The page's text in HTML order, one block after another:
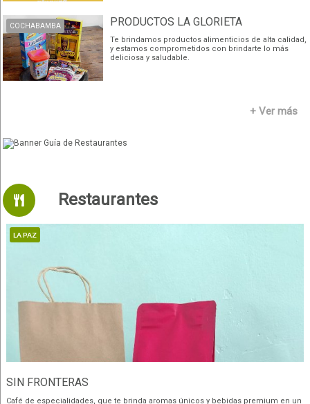
COCHABAMBA PRODUCTOS LA GLORIETA
Te brindamos productos alimenticios de alta calidad,
y estamos comprometidos con brindarte lo más
deliciosa y saludable.
+ Ver más
Restaurantes
LA PAZ
SIN FRONTERAS
Café de especialidades, que te brinda aromas únicos y bebidas premium en un